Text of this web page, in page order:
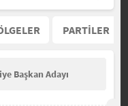
PARTİLER
Başkan Adayı